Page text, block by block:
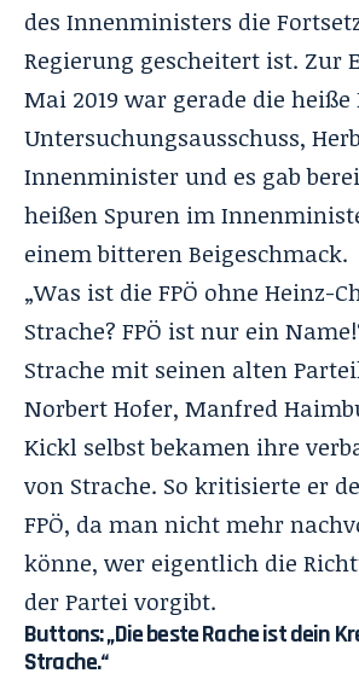
des Innenministers die
Regierung gescheitert ist. Zur
Mai 2019 war gerade die heiße
Untersuchungsausschuss,
Innenminister und es gab
heißen Spuren im
einem bitteren Beigeschmack.
„Was ist die FPÖ ohne Heinz-
Strache? FPÖ ist nur ein
Strache mit seinen alten
Norbert Hofer, Manfred
Kickl selbst bekamen ihre
von Strache. So kritisierte er
FPÖ, da man nicht mehr
könne, wer eigentlich die
der Partei vorgibt.
Buttons: „Die beste Rache ist dein
Strache.“